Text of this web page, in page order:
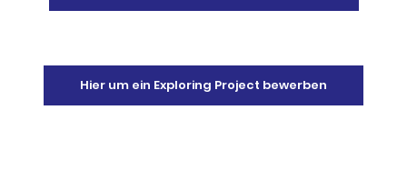
Hier um ein Exploring Project bewerben